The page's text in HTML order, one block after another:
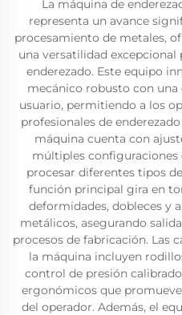
La máquina de
representa un avance
procesamiento de metales,
una versatilidad excepcional
enderezado. Este equipo
mecánico robusto con una
usuario, permitiendo a los
profesionales de
máquina cuenta con
múltiples
procesar diferentes tipos
función principal gira en
deformidades, dobleces y
metálicos, asegurando
procesos de fabricación. Las
la máquina incluyen
control de presión
ergonómicos que
del operador. Además, el